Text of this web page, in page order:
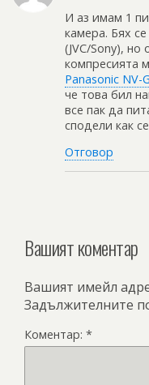
И аз имам 1
камера. Бях
(JVC/Sony), но
компресията
Panasonic NV-
че това бил
все пак да
сподели как
Отговор
Вашият коментар
Вашият имейл
Задължителните
Коментар: *